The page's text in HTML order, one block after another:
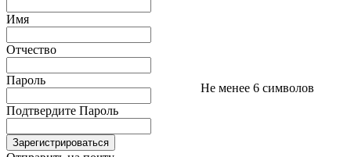
Имя
Отчество
Пароль
Не менее 6 символов
Подтвердите Пароль